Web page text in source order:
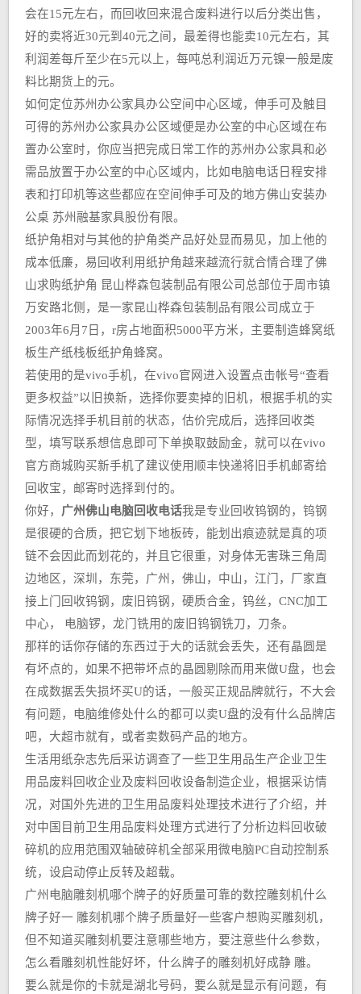
会在15元左右，而回收回来混合废料进行以后分类出售，
好的卖将近30元到40元之间，最差得也能卖10元左右，其
利润差每斤至少在5元以上，每吨总利润近万元镍一般是废
料比期货上的元。
如何定位苏州办公家具办公空间中心区域，伸手可及触目
可得的苏州办公家具办公区域便是办公室的中心区域在布
置办公室时，你应当把完成日常工作的苏州办公家具和必
需品放置于办公室的中心区域内，比如电脑电话日程安排
表和打印机等这些都应在空间伸手可及的地方佛山安装办
公桌 苏州融基家具股份有限。
纸护角相对与其他的护角类产品好处显而易见，加上他的
成本低廉，易回收利用纸护角越来越流行就合情合理了佛
山求购纸护角 昆山桦森包装制品有限公司总部位于周市镇
万安路北侧，是一家昆山桦森包装制品有限公司成立于
2003年6月7日，r房占地面积5000平方米，主要制造蜂窝纸
板生产纸栈板纸护角蜂窝。
若使用的是vivo手机，在vivo官网进入设置点击帐号“查看
更多权益”以旧换新，选择你要卖掉的旧机，根据手机的实
际情况选择手机目前的状态，估价完成后，选择回收类
型，填写联系想信息即可下单换取鼓励金，就可以在vivo
官方商城购买新手机了建议使用顺丰快递将旧手机邮寄给
回收宝，邮寄时选择到付的。
你好， 广州佛山电脑回收电话我是专业回收钨钢的，钨钢
是很硬的合质，把它划下地板砖，能划出痕迹就是真的项
链不会因此而划花的，并且它很重，对身体无害珠三角周
边地区，深圳，东莞，广州，佛山，中山，江门，厂家直
接上门回收钨钢，废旧钨钢，硬质合金，钨丝，CNC加工
中心， 电脑锣，龙门铣用的废旧钨钢铣刀，刀条。
那样的话你存储的东西过于大的话就会丢失，还有晶圆是
有坏点的，如果不把带坏点的晶圆剔除而用来做U盘，也会
在成数据丢失损坏买U的话，一般买正规品牌就行，不大会
有问题，电脑维修处什么的都可以卖U盘的没有什么品牌店
吧，大超市就有，或者卖数码产品的地方。
生活用纸杂志先后采访调查了一些卫生用品生产企业卫生
用品废料回收企业及废料回收设备制造企业，根据采访情
况，对国外先进的卫生用品废料处理技术进行了介绍，并
对中国目前卫生用品废料处理方式进行了分析边料回收破
碎机的应用范围双轴破碎机全部采用微电脑PC自动控制系
统，设启动停止反转及超载。
广州电脑雕刻机哪个牌子的好质量可靠的数控雕刻机什么
牌子好一 雕刻机哪个牌子质量好一些客户想购买雕刻机，
但不知道买雕刻机要注意哪些地方，要注意些什么参数，
怎么看雕刻机性能好坏，什么牌子的雕刻机好成静 雕。
要么就是你的卡就是湖北号码，要么就是显示有问题，有